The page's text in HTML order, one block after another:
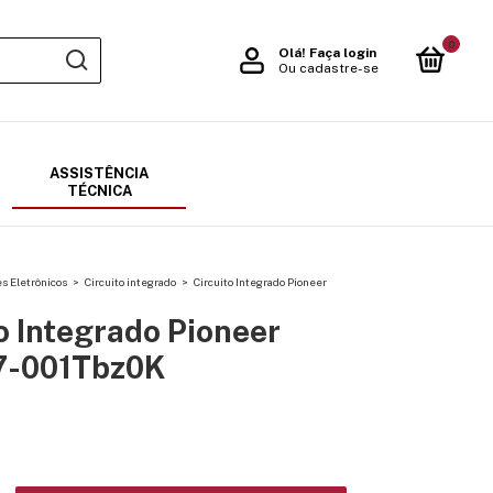
Olá! Faça login
Ou cadastre-se
0
ASSISTÊNCIA
TÉCNICA
Eletrônicos > Circuito integrado > Circuito Integrado Pioneer
Integrado Pioneer
001Tbz0K